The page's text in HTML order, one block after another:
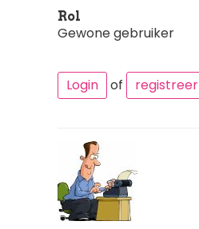
Rol
Gewone gebruiker
Login of registreer